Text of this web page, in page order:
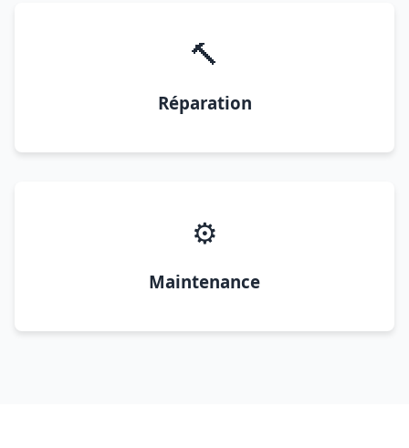
🔨
Réparation
⚙️
Maintenance